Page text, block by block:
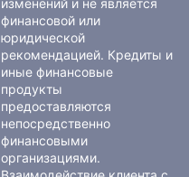
изменений и не является
финансовой или
юридической
рекомендацией. Кредиты и
иные финансовые
продукты
предоставляются
непосредственно
финансовыми
организациями.